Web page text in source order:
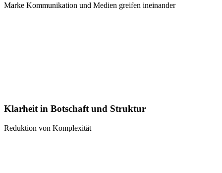
Marke Kommunikation und Medien greifen ineinander
Klarheit in Botschaft und Struktur
Reduktion von Komplexität